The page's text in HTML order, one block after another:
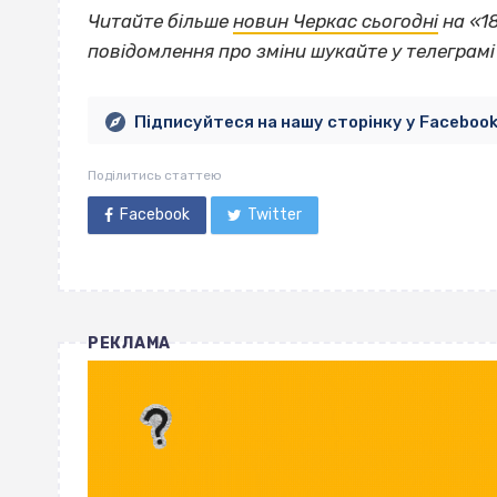
Читайте більше новин Черкас сьогодніна
повідомлення про зміни шукайте у телеграмі
Підписуйтеся на нашу сторінку у Facebook
Поділитись статтею
Facebook Twitter
РЕКЛАМА